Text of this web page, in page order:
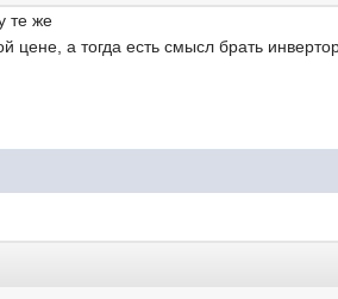
те же
цене, а тогда есть смысл брать